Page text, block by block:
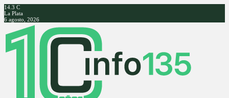
14.3 C
La Plata
6 agosto, 2026
Facebook
Twitter
Instagram
Youtube